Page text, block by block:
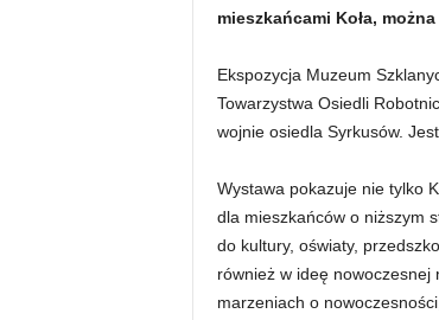
mieszkańcami Koła,
Ekspozycja Muzeum
Towarzystwa Osiedli
wojnie osiedla Syrkusów.
Wystawa pokazuje nie tylko
dla mieszkańców o niższym
do kultury, oświaty,
również w ideę nowoczesnej
marzeniach o